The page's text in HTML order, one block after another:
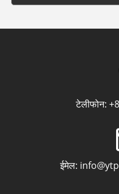
टेलीफोन:
ईमेल: